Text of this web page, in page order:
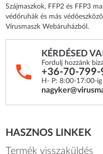
Szájmaszkok, FFP2 és FFP3
védőruhák és más
Vírusmaszk Webáruházból.
KÉRDÉSED
Fordulj hozzánk
+36-70-799-
H- P: 8:00-17:00-ig
HASZNOS LINKEK
Termék visszaküldés